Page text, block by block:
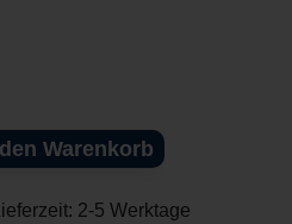
Warenkorb
2-5 Werktage